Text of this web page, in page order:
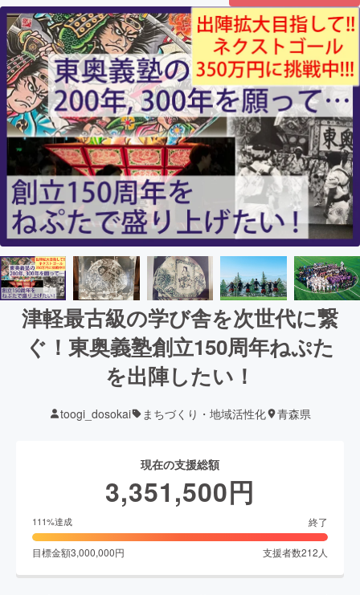
津軽最古級の学び舎を次世代に繋
ぐ！東奥義塾創立150周年ねぷた
を出陣したい！
toogi_dosokai まちづくり・地域活性化 青森県
現在の支援総額
3,351,500円
111%達成 終了
目標金額3,000,000円 支援者数212 人